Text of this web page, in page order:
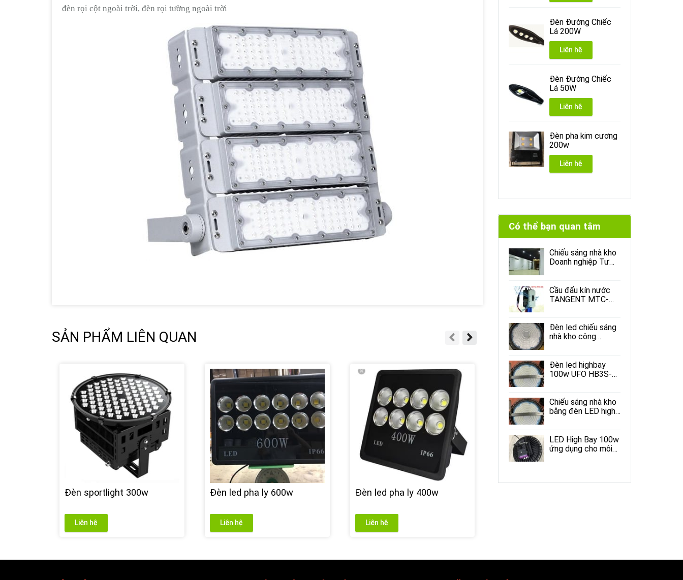
đèn rọi cột ngoài trời, đèn rọi tường ngoài trời
SẢN PHẨM LIÊN QUAN
Đèn sportlight 300w
Liên hệ
Đèn led pha ly 600w
Liên hệ
Đèn led pha ly 400w
Liên hệ
Đèn Đường Chiếc
Lá 200W
Liên hệ
Đèn Đường Chiếc
Lá 50W
Liên hệ
Đèn pha kim cương
200w
Liên hệ
Có thể bạn quan tâm
Chiếu sáng nhà kho
Doanh nghiệp Tư
Cầu đấu kín nước
TANGENT MTC-
Đèn led chiếu sáng
nhà kho công
Đèn led highbay
100w UFO HB3S-
Chiếu sáng nhà kho
bằng đèn LED high
LED High Bay 100w
ứng dụng cho môi